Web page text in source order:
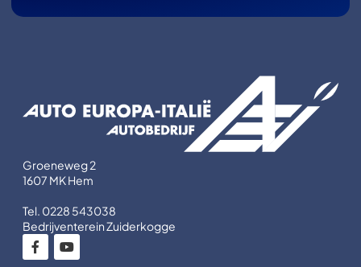
Groeneweg 2
1607 MK Hem
Tel. 0228 543038
Bedrijventerein Zuiderkogge